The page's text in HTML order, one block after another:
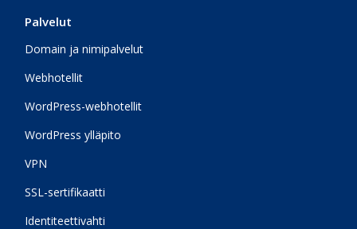
Palvelut
Domain ja nimipalvelut
Webhotellit
WordPress-webhotellit
WordPress ylläpito
VPN
SSL-sertifikaatti
Identiteettivahti